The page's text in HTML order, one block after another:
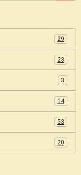
29
23
3
14
53
20